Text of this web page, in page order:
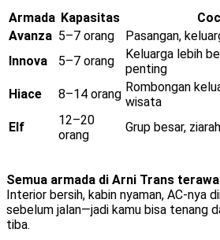
Armada Kapasitas
Avanza 5–7 orang
Pasangan,
Innova
5–7 orang
Keluarga lebih
penting
Hiace
8–14 orang Rombongan
wisata
Elf
12–20
orang
Grup besar,
Semua armada di Arni Trans
Interior bersih, kabin nyaman, AC-nya
sebelum jalan—jadi kamu bisa tenang
tiba.